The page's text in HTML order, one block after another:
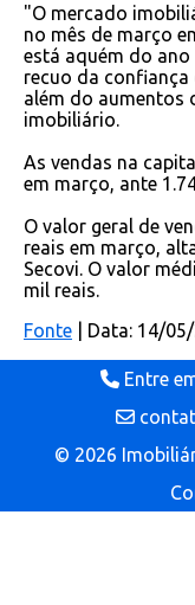
"O mercado
no mês de março
está aquém do
recuo da
além do aumentos
imobiliário.
As vendas na
em março, ante
O valor geral de
reais em março,
Secovi. O valor
mil reais.
Fonte | Data: 14/
Entre
© 2026